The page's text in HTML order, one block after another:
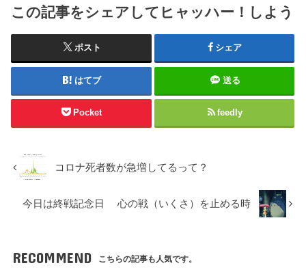
この記事をシェアしてヒャッハー！しよう
ポスト シェア
はてブ 送る
Pocket feedly
コロナ死者数が急増してるって？
今日は終戦記念日 心の戦（いくさ）を止める時
RECOMMEND こちらの記事も人気です。